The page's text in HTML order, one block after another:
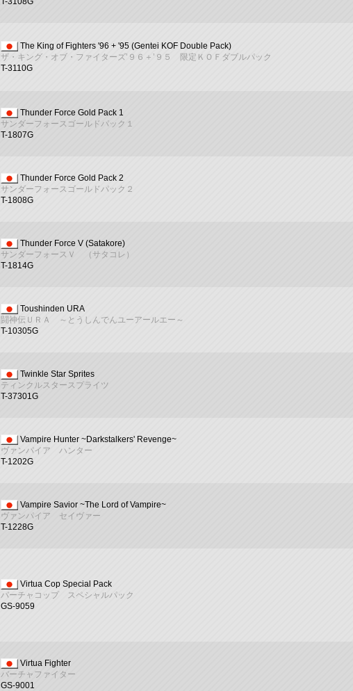
The King of Fighters '96 + '95 (Gentei KOF Double Pack)
ザ・キング・オブ・ファイターズ’９６＋’９５ 限定ＫＯＦダブルパック
T-3110G
Thunder Force Gold Pack 1
サンダーフォースゴールドパック１
T-1807G
Thunder Force Gold Pack 2
サンダーフォースゴールドパック２
T-1808G
Thunder Force V (Satakore)
サンダーフォースＶ （サタコレ）
T-1814G
Toushinden URA
闘神伝ＵＲＡ ～とうしんでんユーアールエー～
T-10305G
Twinkle Star Sprites
ティンクルスタースプライツ
T-37301G
Vampire Hunter ~Darkstalkers' Revenge~
ヴァンパイア ハンター
T-1202G
Vampire Savior ~The Lord of Vampire~
ヴァンパイア セイヴァー
T-1228G
Virtua Cop Special Pack
バーチャコップ スペシャルパック
GS-9059
Virtua Fighter
バーチャファイター
GS-9001